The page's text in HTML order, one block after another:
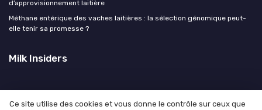
d’approvisionnement laitière
Méthane entérique des vaches laitières : la sélection génomique peut-
elle tenir sa promesse ?
Milk Insiders
Ce site utilise des cookies et vous donne le contrôle sur ceux que